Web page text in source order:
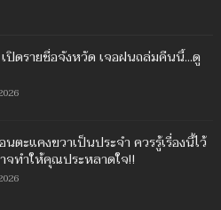
ปิดรายชื่อจังหวัด เจอฝนถล่มคืนนี้...ดู
ะแคงขวาเป็นประจำ ควรรู้เรื่องนี้ไว้
จทำให้คุณประหลาดใจ!!